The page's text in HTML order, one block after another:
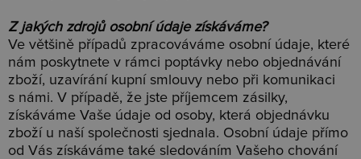
Z jakých zdrojů osobní údaje získáváme?
Ve většině případů zpracováváme osobní údaje, které
nám poskytnete v rámci poptávky nebo objednávání
zboží, uzavírání kupní smlouvy nebo při komunikaci
s námi. V případě, že jste příjemcem zásilky,
získáváme Vaše údaje od osoby, která objednávku
zboží u naší společnosti sjednala. Osobní údaje přímo
od Vás získáváme také sledováním Vašeho chování